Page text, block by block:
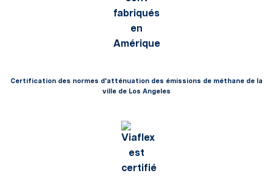
Certification des normes d'atténuation des émissions de méthane de la
ville de Los Angeles